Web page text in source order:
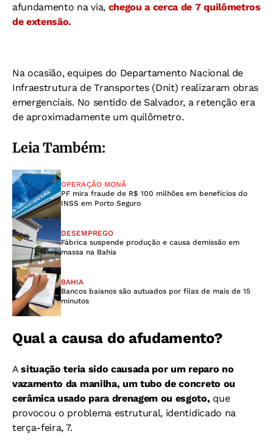
afundamento na via, chegou a cerca de 7 quilômetros
de extensão.
Na ocasião, equipes do Departamento Nacional de
Infraestrutura de Transportes (Dnit) realizaram obras
emergenciais. No sentido de Salvador, a retenção era
de aproximadamente um quilômetro.
Leia Também:
OPERAÇÃO MONÃ
PF mira fraude de R$ 100 milhões em benefícios do
INSS em Porto Seguro
DESEMPREGO
Fábrica suspende produção e causa demissão em
massa na Bahia
BAHIA
Bancos baianos são autuados por filas de mais de 15
minutos
Qual a causa do afudamento?
Asituação teria sido causada por um reparo no
vazamento da manilha, um tubo de concreto ou
cerâmica usado para drenagem ou esgoto, que
provocou o problema estrutural, identidicado na
terça-feira, 7.